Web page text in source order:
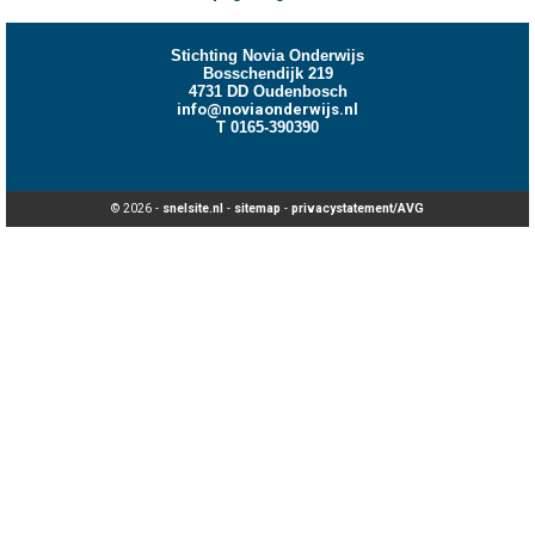
Stichting Novia Onderwijs
Bosschendijk 219
4731 DD Oudenbosch
info@noviaonderwijs.nl
T 0165-390390
© 2026 - snelsite.nl - sitemap - privacystatement/AVG